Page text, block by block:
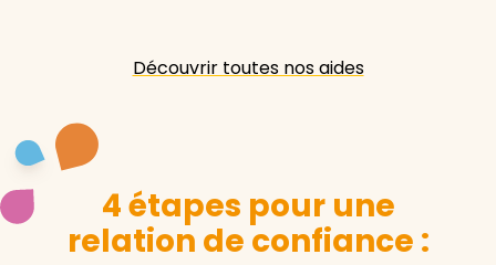
Découvrir toutes nos aides
4 étapes pour une
relation de confiance :